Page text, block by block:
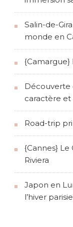
Salin-de-
monde en
{Camargue}
Découverte
caractère et
Road-trip
{Cannes}
Riviera
Japon en
l’hiver